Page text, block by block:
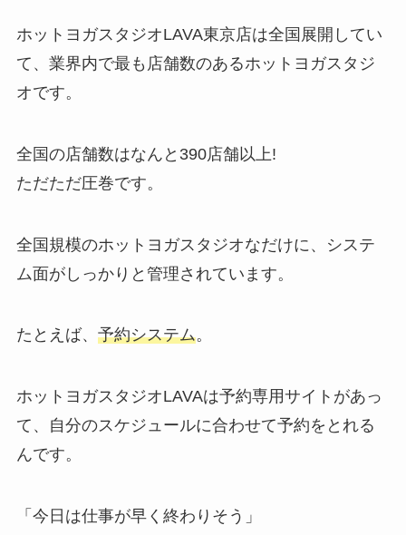
ホットヨガスタジオLAVA東京店は全国展開してい
て、業界内で最も店舗数のあるホットヨガスタジ
オです。
全国の店舗数はなんと 390店舗以上!
ただただ圧巻です。
全国規模のホットヨガスタジオなだけに、システ
ム面がしっかりと管理されています。
たとえば、 予約システム。
ホットヨガスタジオLAVAは予約専用サイトがあっ
て、自分のスケジュールに合わせて予約をとれる
んです。
「今日は仕事が早く終わりそう」